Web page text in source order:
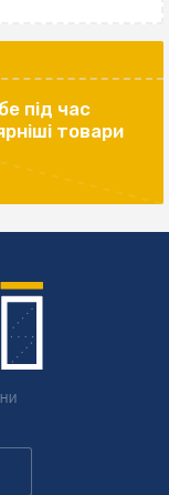
під час
товари